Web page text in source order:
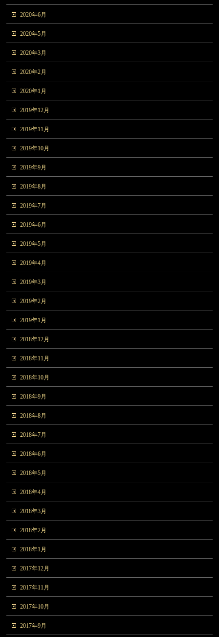
2020年6月
2020年5月
2020年3月
2020年2月
2020年1月
2019年12月
2019年11月
2019年10月
2019年9月
2019年8月
2019年7月
2019年6月
2019年5月
2019年4月
2019年3月
2019年2月
2019年1月
2018年12月
2018年11月
2018年10月
2018年9月
2018年8月
2018年7月
2018年6月
2018年5月
2018年4月
2018年3月
2018年2月
2018年1月
2017年12月
2017年11月
2017年10月
2017年9月